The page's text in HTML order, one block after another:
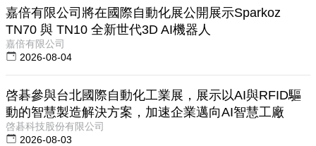
嘉倍有限公司將在國際自動化展公開展示Sparkoz
TN70 與 TN10 全新世代3D AI機器人
嘉倍有限公司
2026-08-04
啓碁參與台北國際自動化工業展，展示以AI與RFID驅
動的智慧製造解決方案，加速企業邁向AI智慧工廠
啓碁科技股份有限公司
2026-08-03